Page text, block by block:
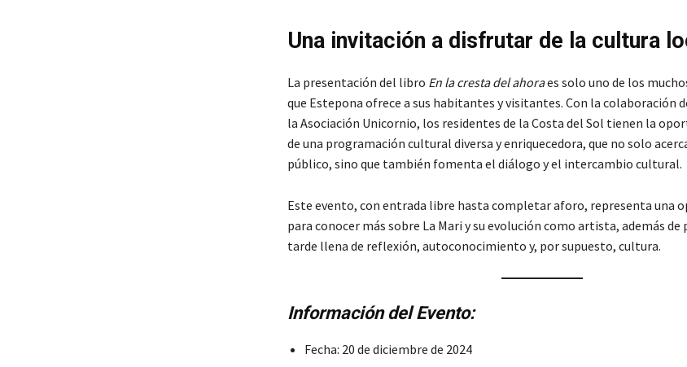
Una invitación a disfrutar de la cultura
La presentación del libro En la cresta del ahoraes solo uno de los
que Estepona ofrece a sus habitantes y visitantes. Con la colaboración
la Asociación Unicornio, los residentes de la Costa del Sol tienen la
de una programación cultural diversa y enriquecedora, que no solo
público, sino que también fomenta el diálogo y el intercambio cultural.
Este evento, con entrada libre hasta completar aforo, representa una
para conocer más sobre La Mari y su evolución como artista, además de
tarde llena de reflexión, autoconocimiento y, por supuesto, cultura.
Información del Evento:
Fecha: 20 de diciembre de 2024